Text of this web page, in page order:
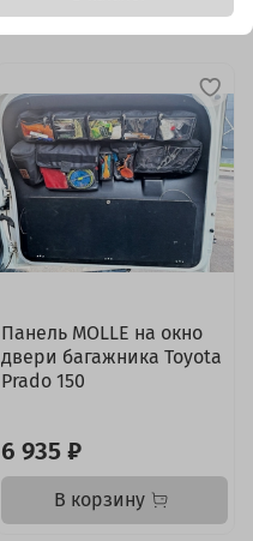
Панель MOLLE на окно
двери багажника Toyota
Prado 150
6 935 ₽
В корзину